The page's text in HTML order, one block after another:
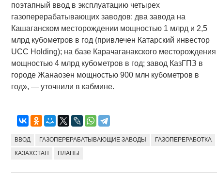
поэтапный ввод в эксплуатацию четырех
газоперерабатывающих заводов: два завода на
Кашаганском месторождении мощностью 1 млрд и 2,5
млрд кубометров в год (привлечен Катарский инвестор
UCC Holding); на базе Карачаганакского месторождения
мощностью 4 млрд кубометров в год; завод КазГПЗ в
городе Жанаозен мощностью 900 млн кубометров в
год», — уточнили в кабмине.
ВВОД ГАЗОПЕРЕРАБАТЫВАЮЩИЕ ЗАВОДЫ ГАЗОПЕРЕРАБОТКА
КАЗАХСТАН ПЛАНЫ